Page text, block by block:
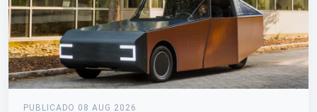
PUBLICADO 08 AUG 2026